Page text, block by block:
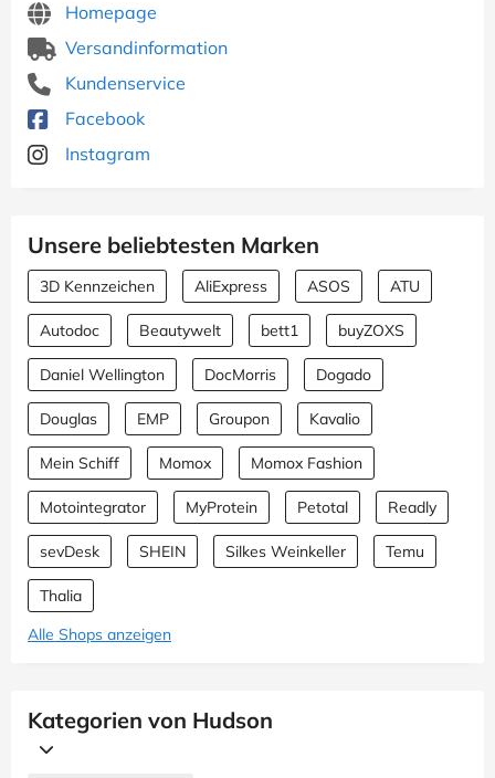
Homepage
Versandinformation
Kundenservice
Facebook
Instagram
Unsere beliebtesten Marken
3D Kennzeichen AliExpress ASOS ATU
Autodoc Beautywelt bett1 buyZOXS
Daniel Wellington DocMorris Dogado
Douglas EMP Groupon Kavalio
Mein Schiff Momox Momox Fashion
Motointegrator MyProtein Petotal Readly
sevDesk SHEIN Silkes Weinkeller Temu
Thalia
Alle Shops anzeigen
Kategorien von Hudson